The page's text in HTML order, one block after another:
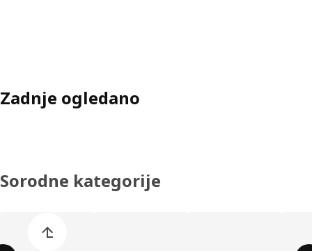
Zadnje ogledano
Sorodne kategorije